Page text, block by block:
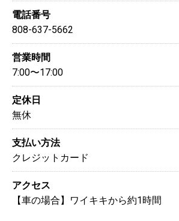
電話番号
808-637-5662
営業時間
7:00〜17:00
定休日
無休
支払い方法
クレジットカード
アクセス
【車の場合】ワイキキから約1時間